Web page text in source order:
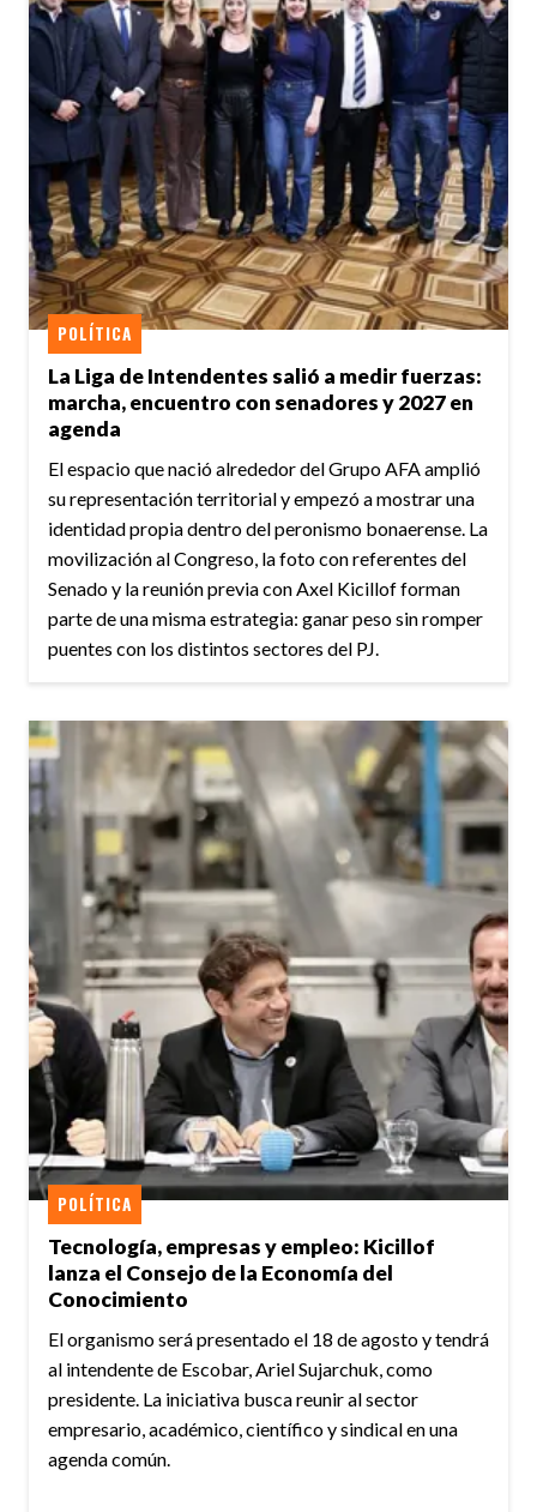
La Liga de Intendentes salió a medir fuerzas:
marcha, encuentro con senadores y 2027 en
agenda
POLÍTICA
El espacio que nació alrededor del Grupo AFA amplió
su representación territorial y empezó a mostrar una
identidad propia dentro del peronismo bonaerense. La
movilización al Congreso, la foto con referentes del
Senado y la reunión previa con Axel Kicillof forman
parte de una misma estrategia: ganar peso sin romper
puentes con los distintos sectores del PJ.
Tecnología, empresas y empleo: Kicillof
lanza el Consejo de la Economía del
Conocimiento
POLÍTICA
El organismo será presentado el 18 de agosto y tendrá
al intendente de Escobar, Ariel Sujarchuk, como
presidente. La iniciativa busca reunir al sector
empresario, académico, científico y sindical en una
agenda común.